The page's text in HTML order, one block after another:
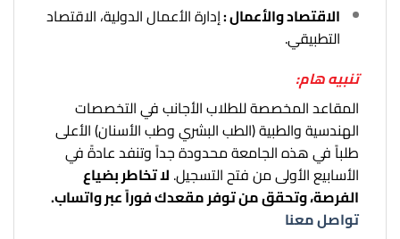
الاقتصاد والأعمال :إدارة الأعمال الدولية، الاقتصاد
التطبيقي.
تنبيه هام:
المقاعد المخصصة للطلاب الأجانب في التخصصات
الهندسية والطبية (الطب البشري وطب الأسنان) الأعلى
طلباً في هذه الجامعة محدودة جداً وتنفد عادةً في
الأسابيع الأولى من فتح التسجيل. لا تخاطر بضياع
الفرصة، وتحقق من توفر مقعدك فوراً عبر واتساب.
تواصل معنا